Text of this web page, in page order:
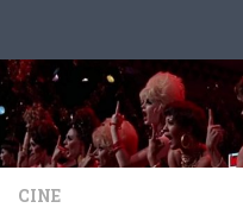
CINE